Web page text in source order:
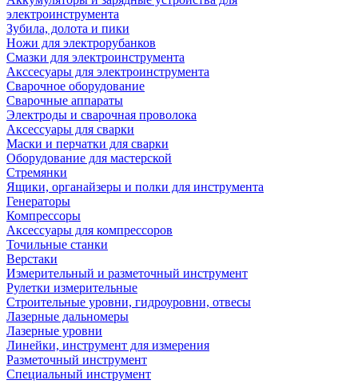
электроинструмента
Зубила, долота и пики
Ножи для электрорубанков
Смазки для электроинструмента
Акссесуары для электроинструмента
Сварочное оборудование
Сварочные аппараты
Электроды и сварочная проволока
Аксессуары для сварки
Маски и перчатки для сварки
Оборудование для мастерской
Стремянки
Ящики, органайзеры и полки для инструмента
Генераторы
Компрессоры
Аксессуары для компрессоров
Точильные станки
Верстаки
Измерительный и разметочный инструмент
Рулетки измерительные
Строительные уровни, гидроуровни, отвесы
Лазерные дальномеры
Лазерные уровни
Линейки, инструмент для измерения
Разметочный инструмент
Специальный инструмент